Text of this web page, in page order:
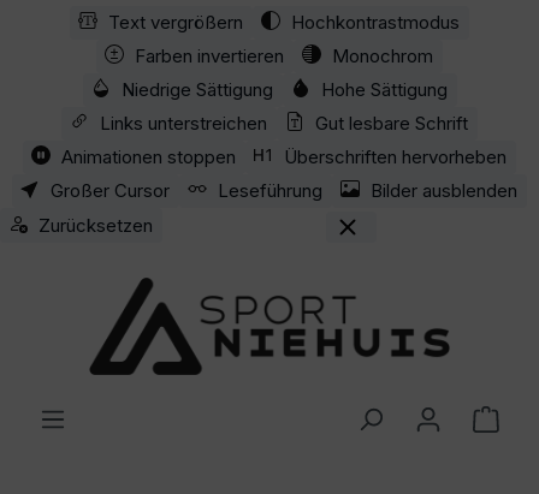
Zum Hauptinhalt springen
Text vergrößern
Hochkontrastmodus
Farben invertieren
Monochrom
Niedrige Sättigung
Hohe Sättigung
Links unterstreichen
Gut lesbare Schrift
Animationen stoppen
Überschriften hervorheben
Großer Cursor
Leseführung
Bilder ausblenden
Zurücksetzen